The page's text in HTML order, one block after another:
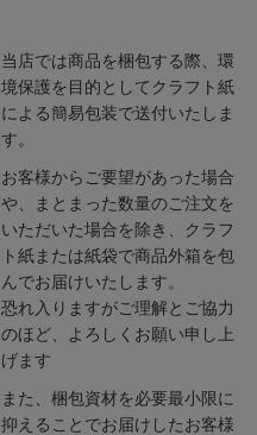
当店では商品を梱包する際、環
境保護を目的としてクラフト紙
による簡易包装で送付いたしま
す。
お客様からご要望があった場合
や、まとまった数量のご注文を
いただいた場合を除き、クラフ
ト紙または紙袋で商品外箱を包
んでお届けいたします。
恐れ入りますがご理解とご協力
のほど、よろしくお願い申し上
げます
また、梱包資材を必要最小限に
抑えることでお届けしたお客様